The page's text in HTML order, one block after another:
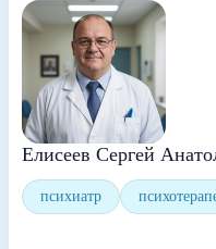
Елисеев Сергей
психиатр